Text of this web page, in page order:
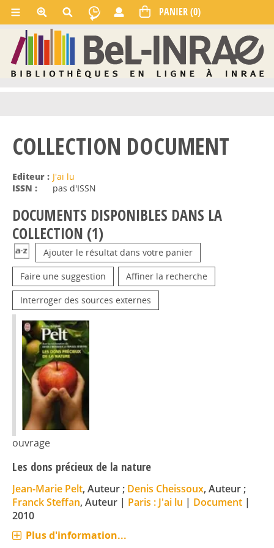
COLLECTION DOCUMENT
Editeur : J'ai lu
ISSN :
pas d'ISSN
DOCUMENTS DISPONIBLES DANS LA
COLLECTION (1)
Ajouter le résultat dans votre panier
Faire une suggestion Affiner la recherche
Interroger des sources externes
ouvrage
Les dons précieux de la nature
Jean-Marie Pelt, Auteur ; Denis Cheissoux, Auteur ;
Franck Steffan, Auteur | Paris : J'ai lu | Document |
2010
Plus d'information...